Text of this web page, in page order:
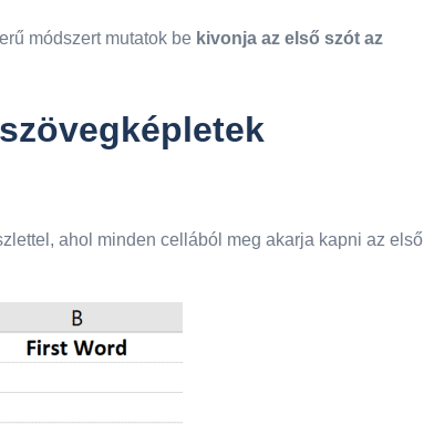
módszert mutatok be kivonja az első szót az
ahol minden cellából meg akarja kapni az első